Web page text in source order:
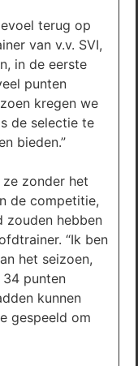
terug op
van v.v. SVI,
in de eerste
punten
kregen we
de selectie te
bieden.”
zonder het
de competitie,
zouden hebben
“Ik ben
het seizoen,
punten
kunnen
gespeeld om